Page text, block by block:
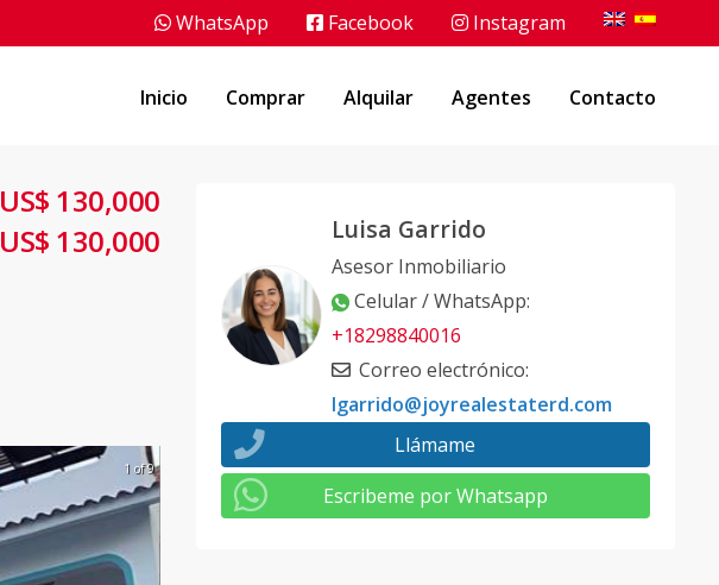
WhatsApp Facebook Instagram
Inicio Comprar Alquilar Agentes Contacto
US$ 130,000
US$ 130,000
1 of 9
Luisa Garrido
Asesor Inmobiliario
Celular / WhatsApp:
+18298840016
Correo electrónico:
lgarrido@joyrealestaterd.com
Llámame
Escribeme por Whatsapp